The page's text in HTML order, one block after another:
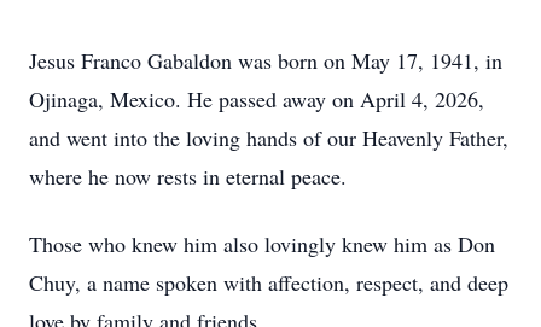
Jesus Franco Gabaldon was born on May 17, 1941, in
Ojinaga, Mexico. He passed away on April 4, 2026,
and went into the loving hands of our Heavenly Father,
where he now rests in eternal peace.
Those who knew him also lovingly knew him as Don
Chuy, a name spoken with affection, respect, and deep
love by family and friends.